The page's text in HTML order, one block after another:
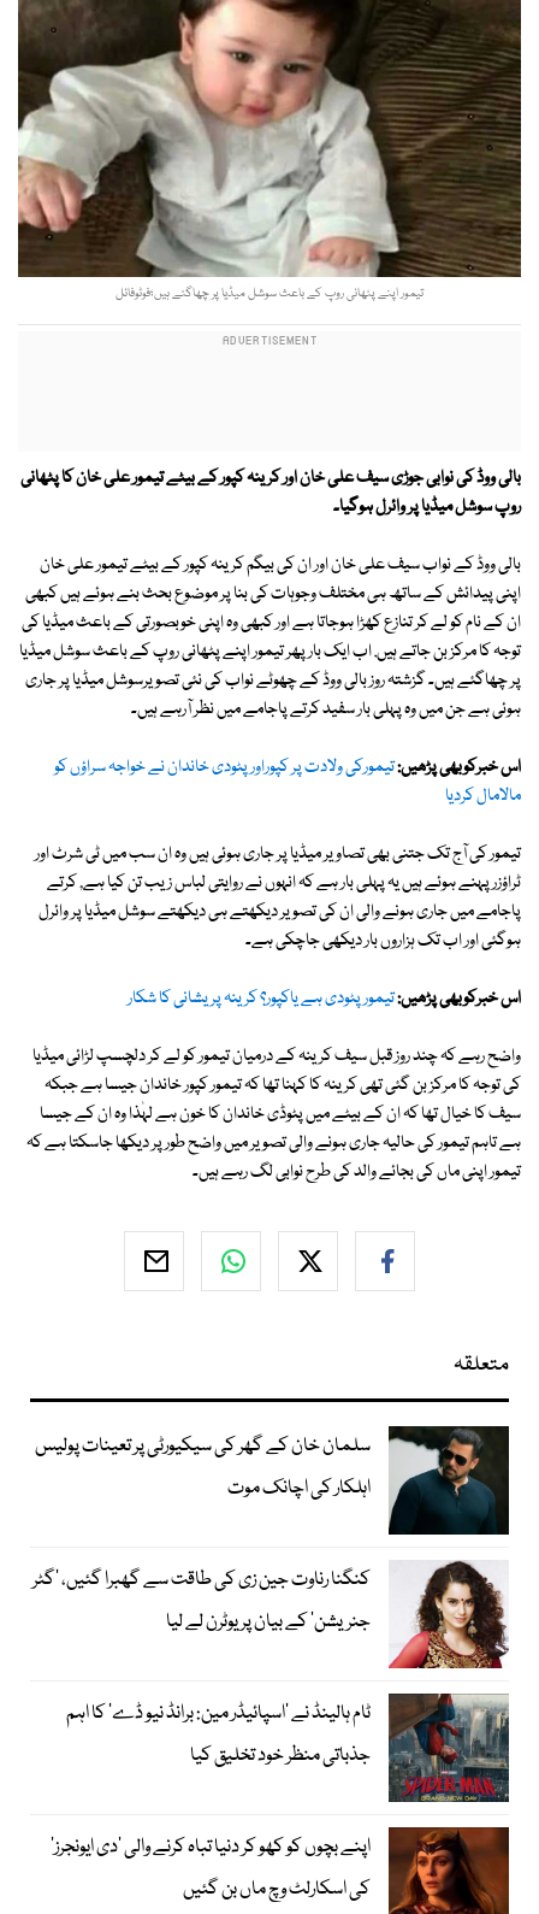
تیمور اپنے پٹھانی روپ کے باعث سوشل میڈیا پر چھاگئے ہیں؛فوٹوفائل
بالی ووڈ کی نوابی جوڑی سیف علی خان اور کرینہ کپور کے بیٹے تیمور علی خان کا پٹھانی
روپ سوشل میڈیا پر وائرل ہوگیا۔
بالی ووڈ کے نواب سیف علی خان اور ان کی بیگم کرینہ کپور کے بیٹے تیمور علی خان
اپنی پیدائش کے ساتھ ہی مختلف وجوہات کی بنا پر موضوع بحث بنے ہوئے ہیں کبھی
ان کے نام کو لے کر تنازع کھڑا ہوجاتا ہے اور کبھی وہ اپنی خوبصورتی کے باعث میڈیا کی
توجہ کا مرکز بن جاتے ہیں. اب ایک بار پھر تیمور اپنے پٹھانی روپ کے باعث سوشل میڈیا
پر چھاگئے ہیں۔ گزشتہ روز بالی ووڈ کے چھوٹے نواب کی نئی تصویرسوشل میڈیا پر جاری
ہوئی ہے جن میں وہ پہلی بار سفید کرتے پاجامے میں نظر آرہے ہیں۔
اس خبرکوبھی پڑھیں:تیمورکی ولادت پر کپوراورپٹودی خاندان نے خواجہ سراؤں کو
مالامال کردیا
تیمور کی آج تک جتنی بھی تصاویر میڈیا پر جاری ہوئی ہیں وہ ان سب میں ٹی شرٹ اور
ٹراؤزر پہنے ہوئے ہیں یہ پہلی بار ہے کہ انہوں نے روایتی لباس زیب تن کیا ہے, کرتے
پاجامے میں جاری ہونے والی ان کی تصویر دیکھتے ہی دیکھتے سوشل میڈیا پر وائرل
ہوگئی اور اب تک ہزاروں بار دیکھی جاچکی ہے۔
اس خبرکوبھی پڑھیں:تیمورپٹودی ہے یاکپور؟ کرینہ پریشانی کا شکار
واضح رہے کہ چند روز قبل سیف کرینہ کے درمیان تیمور کو لے کر دلچسپ لڑائی میڈیا
کی توجہ کا مرکز بن گئی تھی کرینہ کا کہنا تھا کہ تیمور کپور خاندان جیسا ہے جبکہ
سیف کا خیال تھا کہ ان کے بیٹے میں پٹوڈی خاندان کا خون ہے لہٰذا وہ ان کے جیسا
ہے تاہم تیمور کی حالیہ جاری ہونے والی تصویر میں واضح طور پر دیکھا جاسکتا ہے کہ
تیمور اپنی ماں کی بجائے والد کی طرح نوابی لگ رہے ہیں۔
متعلقہ
سلمان خان کے گھر کی سیکیورٹی پر تعینات پولیس
اہلکار کی اچانک موت
کنگنا رناوت جین زی کی طاقت سے گھبرا گئیں، ’گٹر
جنریشن‘ کے بیان پر یوٹرن لے لیا
ٹام ہالینڈ نے ’اسپائیڈر مین: برانڈ نیو ڈے‘ کا اہم
جذباتی منظر خود تخلیق کیا
اپنے بچوں کو کھو کر دنیا تباہ کرنے والی ’دی ایونجرز‘
کی اسکارلٹ وچ ماں بن گئیں